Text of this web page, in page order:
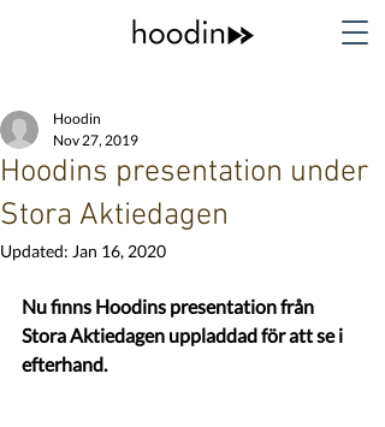
Hoodins presentation under
Stora Aktiedagen
Hoodin
Nov 27, 2019
Updated: Jan 16, 2020
Nu finns Hoodins presentation från
Stora Aktiedagen uppladdad för att se i
efterhand.